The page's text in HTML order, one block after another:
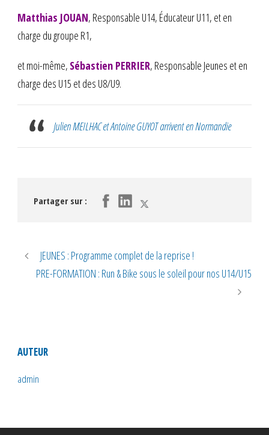
Matthias JOUAN, Responsable U14, Éducateur U11, et en
charge du groupe R1,
et moi-même, Sébastien PERRIER, Responsable Jeunes et en
charge des U15 et des U8/U9.
Julien MEILHAC et Antoine GUYOT arrivent en Normandie
Partager sur :
JEUNES : Programme complet de la reprise !
PRE-FORMATION : Run & Bike sous le soleil pour nos U14/U15
AUTEUR
admin